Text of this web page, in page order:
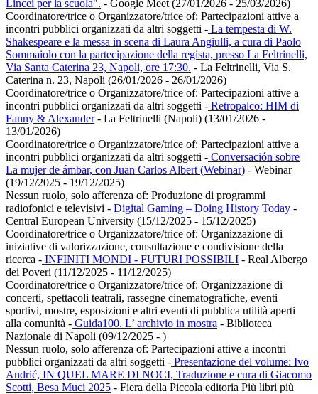
Lincei per la scuola". - Google Meet (27/01/2026 - 25/03/2026)
Coordinatore/trice o Organizzatore/trice of: Partecipazioni attive a
incontri pubblici organizzati da altri soggetti - La tempesta di W.
Shakespeare e la messa in scena di Laura Angiulli, a cura di Paolo
Sommaiolo con la partecipazione della regista, presso La Feltrinelli,
Via Santa Caterina 23, Napoli, ore 17:30. - La Feltrinelli, Via S.
Caterina n. 23, Napoli (26/01/2026 - 26/01/2026)
Coordinatore/trice o Organizzatore/trice of: Partecipazioni attive a
incontri pubblici organizzati da altri soggetti - Retropalco: HIM di
Fanny & Alexander- La Feltrinelli (Napoli) (13/01/2026 -
13/01/2026)
Coordinatore/trice o Organizzatore/trice of: Partecipazioni attive a
incontri pubblici organizzati da altri soggetti - Conversación sobre
La mujer de ámbar, con Juan Carlos Albert (Webinar) - Webinar
(19/12/2025 - 19/12/2025)
Nessun ruolo, solo afferenza of: Produzione di programmi
radiofonici e televisivi - Digital Gaming – Doing History Today -
Central European University (15/12/2025 - 15/12/2025)
Coordinatore/trice o Organizzatore/trice of: Organizzazione di
iniziative di valorizzazione, consultazione e condivisione della
ricerca - INFINITI MONDI - FUTURI POSSIBILI - Real Albergo
dei Poveri (11/12/2025 - 11/12/2025)
Coordinatore/trice o Organizzatore/trice of: Organizzazione di
concerti, spettacoli teatrali, rassegne cinematografiche, eventi
sportivi, mostre, esposizioni e altri eventi di pubblica utilità aperti
alla comunità - Guida100. L’ archivio in mostra - Biblioteca
Nazionale di Napoli (09/12/2025 - )
Nessun ruolo, solo afferenza of: Partecipazioni attive a incontri
pubblici organizzati da altri soggetti - Presentazione del volume: Ivo
Andrić, IN QUEL MARE DI NOCI, Traduzione e cura di Giacomo
Scotti, Besa Muci 2025 - Fiera della Piccola editoria Più libri più